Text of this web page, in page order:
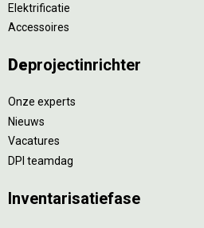
Elektrificatie
Accessoires
Deprojectinrichter
Onze experts
Nieuws
Vacatures
DPI teamdag
Inventarisatiefase